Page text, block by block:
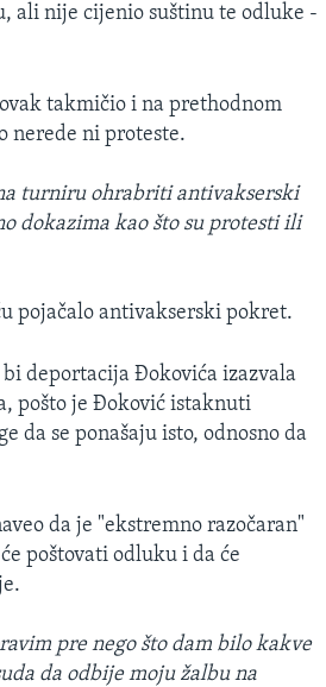
ali nije cijenio suštinu te odluke -
takmičio i na prethodnom
nerede ni proteste.
na turniru ohrabriti antivakserski
dokazima kao što su protesti ili
pojačalo antivakserski pokret.
deportacija Đokovića izazvala
pošto je Đoković istaknuti
da se ponašaju isto, odnosno da
da je "ekstremno razočaran"
poštovati odluku i da će
pre nego što dam bilo kakve
da odbije moju žalbu na